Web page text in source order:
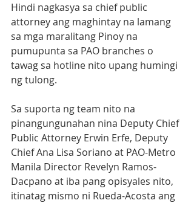
Hindi nagkasya sa chief public
attorney ang maghintay na lamang
sa mga maralitang Pinoy na
pumupunta sa PAO branches o
tawag sa hotline nito upang humingi
ng tulong.
Sa suporta ng team nito na
pinangungunahan nina Deputy Chief
Public Attorney Erwin Erfe, Deputy
Chief Ana Lisa Soriano at PAO-Metro
Manila Director Revelyn Ramos-
Dacpano at iba pang opisyales nito,
itinatag mismo ni Rueda-Acosta ang